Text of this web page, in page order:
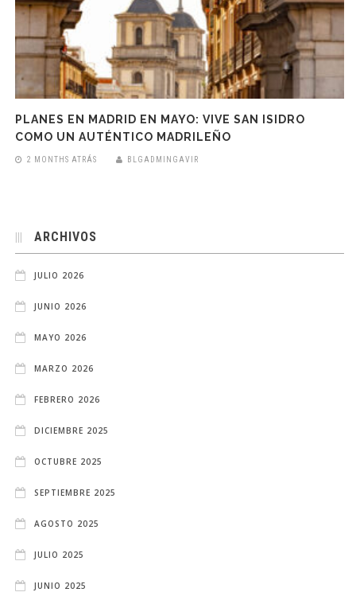
PLANES EN MADRID EN MAYO: VIVE SAN ISIDRO
COMO UN AUTÉNTICO MADRILEÑO
2 MONTHS ATRÁS BLGADMINGAVIR
ARCHIVOS
JULIO 2026
JUNIO 2026
MAYO 2026
MARZO 2026
FEBRERO 2026
DICIEMBRE 2025
OCTUBRE 2025
SEPTIEMBRE 2025
AGOSTO 2025
JULIO 2025
JUNIO 2025